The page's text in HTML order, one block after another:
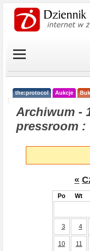
the:protocol Aukcje
Archiwum -
pressroom :
«
Po Wt
3 4
10 11